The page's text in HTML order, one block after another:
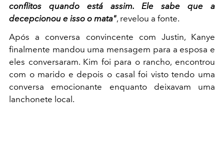
conflitos quando está assim. Ele sabe que a
decepcionou e isso o mata", revelou a fonte.
Após a conversa convincente com Justin, Kanye
finalmente mandou uma mensagem para a esposa e
eles conversaram. Kim foi para o rancho, encontrou
com o marido e depois o casal foi visto tendo uma
conversa emocionante enquanto deixavam uma
lanchonete local.